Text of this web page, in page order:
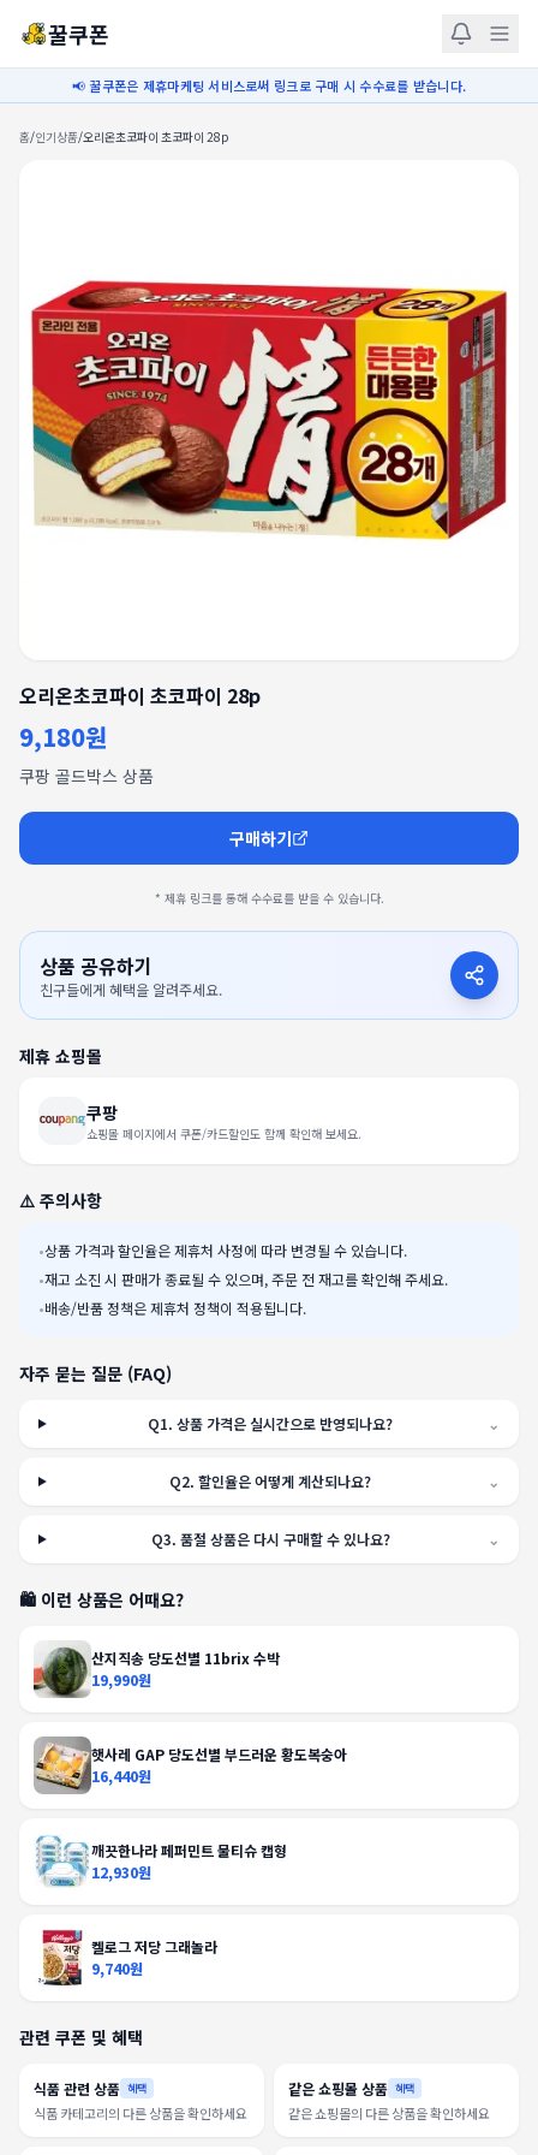
꿀쿠폰
📢 꿀쿠폰은 제휴마케팅 서비스로써 링크로 구매 시 수수료를 받습니다.
홈/인기상품/오리온초코파이 초코파이 28p
오리온초코파이 초코파이 28p
9,180원
쿠팡 골드박스 상품
구매하기
* 제휴 링크를 통해 수수료를 받을 수 있습니다.
상품 공유하기
친구들에게 혜택을 알려주세요.
제휴 쇼핑몰
쿠팡
쇼핑몰 페이지에서 쿠폰/카드할인도 함께 확인해 보세요.
⚠️ 주의사항
•상품 가격과 할인율은 제휴처 사정에 따라 변경될 수 있습니다.
•재고 소진 시 판매가 종료될 수 있으며, 주문 전 재고를 확인해 주세요.
•배송/반품 정책은 제휴처 정책이 적용됩니다.
자주 묻는 질문 (FAQ)
Q1.상품 가격은 실시간으로 반영되나요? ⌄
Q2.할인율은 어떻게 계산되나요? ⌄
Q3. 품절 상품은 다시 구매할 수 있나요? ⌄
🛍️ 이런 상품은 어때요?
산지직송 당도선별 11brix 수박
19,990원
햇사레 GAP 당도선별 부드러운 황도복숭아
16,440원
깨끗한나라 페퍼민트 물티슈 캡형
12,930원
켈로그 저당 그래놀라
9,740원
관련 쿠폰 및 혜택
식품 관련 상품 혜택
식품 카테고리의 다른 상품을 확인하세요
같은 쇼핑몰 상품 혜택
같은 쇼핑몰의 다른 상품을 확인하세요